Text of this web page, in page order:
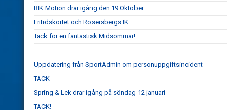
RIK Motion drar igång den 19 Oktober
Fritidskortet och Rosersbergs IK
Tack för en fantastisk Midsommar!
Uppdatering från SportAdmin om personuppgiftsincident
TACK
Spring & Lek drar igång på söndag 12 januari
TACK!